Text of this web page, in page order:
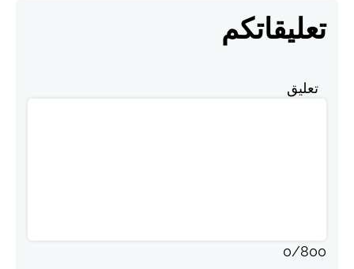
تعليقاتكم
تعليق
0/800